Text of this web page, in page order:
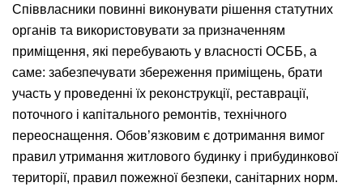
Співвласники повинні виконувати рішення статутних
органів та використовувати за призначенням
приміщення, які перебувають у власності ОСББ, а
саме: забезпечувати збереження приміщень, брати
участь у проведенні їх реконструкції, реставрації,
поточного і капітального ремонтів, технічного
переоснащення. Обов’язковим є дотримання вимог
правил утримання житлового будинку і прибудинкової
території, правил пожежної безпеки, санітарних норм.